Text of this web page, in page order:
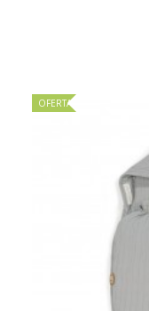
OFERTA